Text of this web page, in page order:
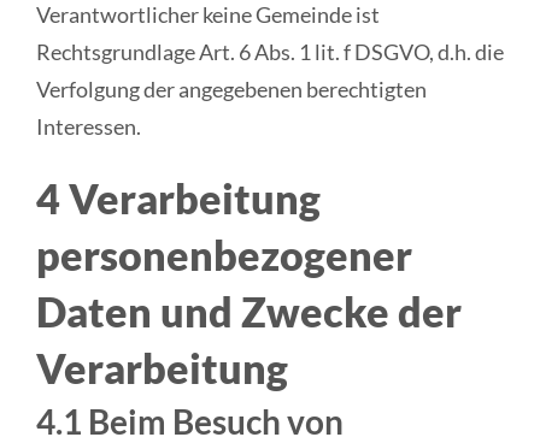
Verantwortlicher keine Gemeinde ist
Rechtsgrundlage Art. 6 Abs. 1 lit. f DSGVO, d.h. die
Verfolgung der angegebenen berechtigten
Interessen.
4 Verarbeitung
personenbezogener
Daten und Zwecke der
Verarbeitung
4.1 Beim Besuch von